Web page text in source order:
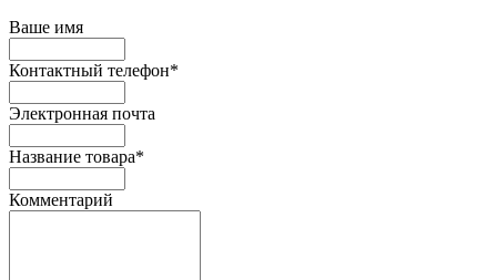
Ваше имя
Контактный телефон*
Электронная почта
Название товара*
Комментарий